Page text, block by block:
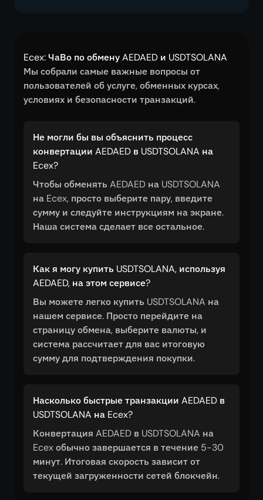
Ecex: ЧаВо по обмену AEDAED и USDTSOLANA
Мы собрали самые важные вопросы от
пользователей об услуге, обменных курсах,
условиях и безопасности транзакций.
Не могли бы вы объяснить процесс
конвертации AEDAED в USDTSOLANA на
Ecex?
Чтобы обменять AEDAED на USDTSOLANA
на Ecex, просто выберите пару, введите
сумму и следуйте инструкциям на экране.
Наша система сделает все остальное.
Как я могу купить USDTSOLANA, используя
AEDAED, на этом сервисе?
Вы можете легко купить USDTSOLANA на
нашем сервисе. Просто перейдите на
страницу обмена, выберите валюты, и
система рассчитает для вас итоговую
сумму для подтверждения покупки.
Насколько быстрые транзакции AEDAED в
USDTSOLANA на Ecex?
Конвертация AEDAED в USDTSOLANA на
Ecex обычно завершается в течение 5-30
минут. Итоговая скорость зависит от
текущей загруженности сетей блокчейн.